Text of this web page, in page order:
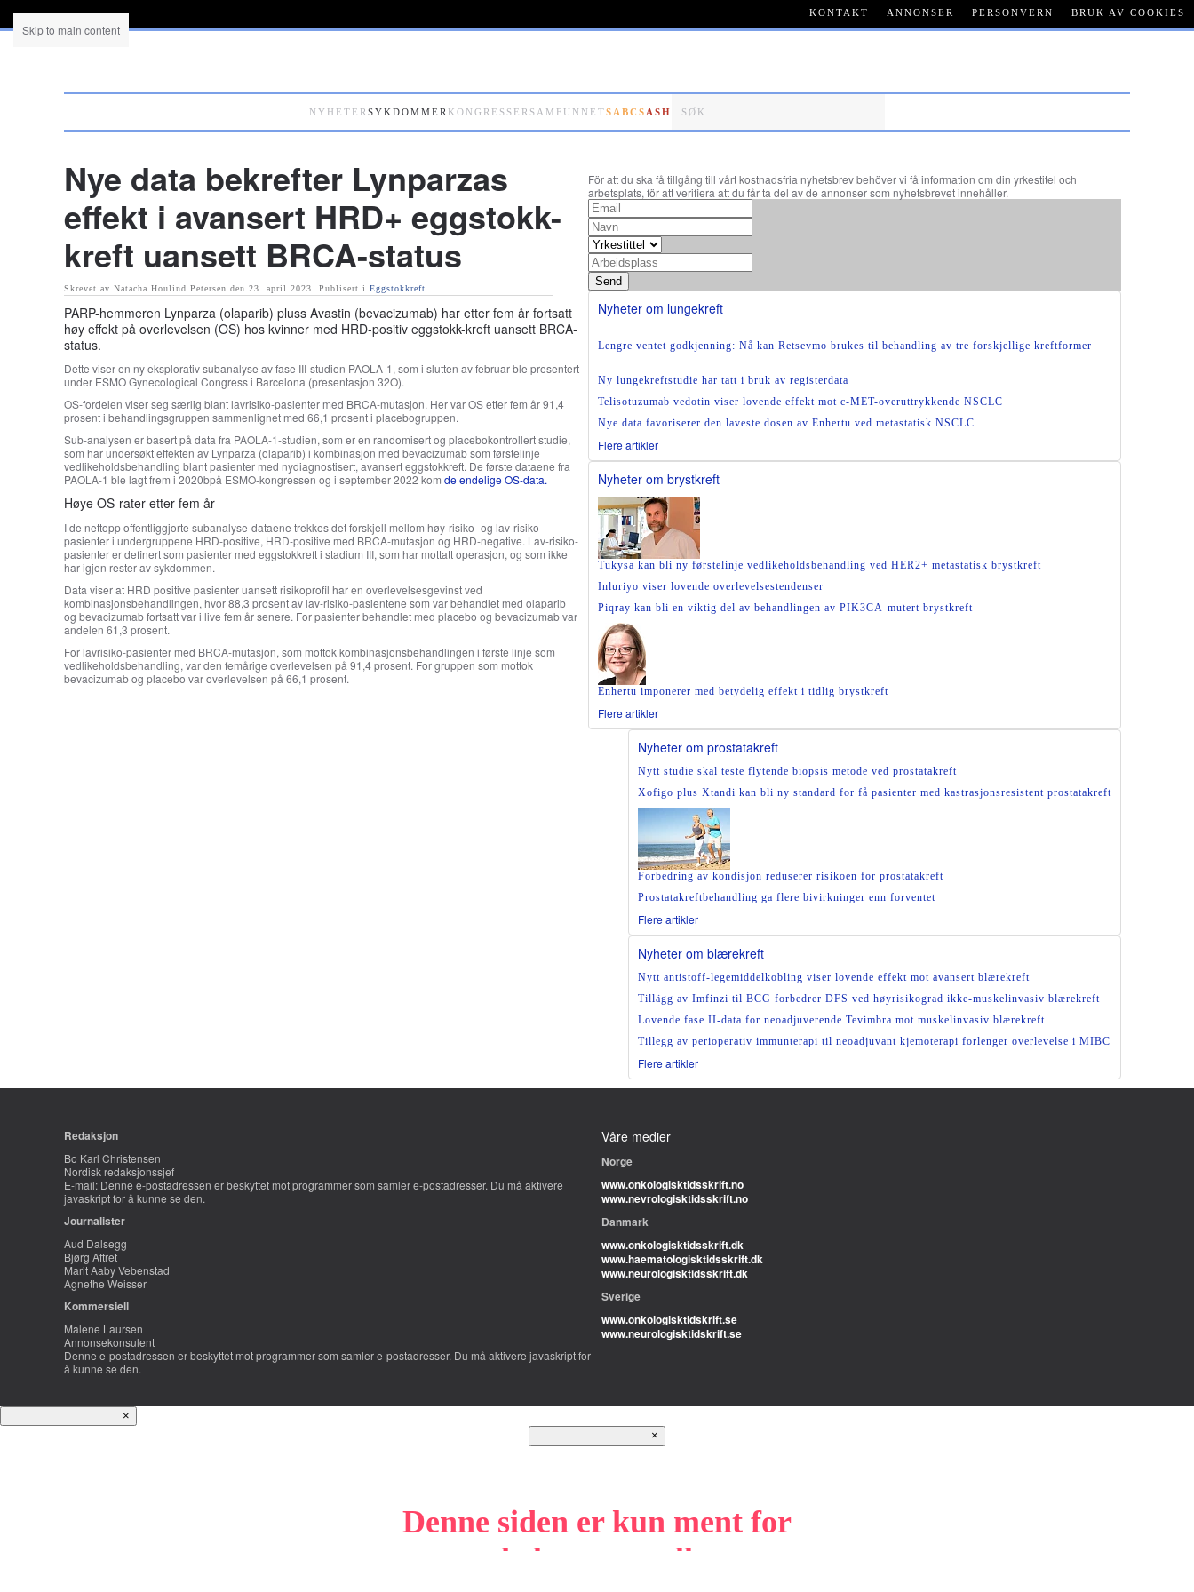
Skip to main content
NYHETER SYKDOMMER KONGRESSER SAMFUNNETSABCS ASH
KONTAKT ANNONSER PERSONVERN BRUK AV COOKIES
Nye data bekrefter Lynparzas
effekt i avansert HRD+ eggstokk-
kreft uansett BRCA-status
Skrevet av Natacha Houlind Petersen den 23. april 2023 . Publisert i Eggstokkreft
PARP-hemmeren Lynparza (olaparib) pluss Avastin (bevacizumab) har etter fem år fortsatt
høy effekt på overlevelsen (OS) hos kvinner med HRD-positiv eggstokk-kreft uansett BRCA-
status.
Dette viser en ny eksplorativ subanalyse av fase III-studien PAOLA-1, som i slutten av februar ble presentert
under ESMO Gynecological Congress i Barcelona (presentasjon 32O).
OS-fordelen viser seg særlig blant lavrisiko-pasienter med BRCA-mutasjon. Her var OS etter fem år 91,4
prosent i behandlingsgruppen sammenlignet med 66,1 prosent i placebogruppen.
Sub-analysen er basert på data fra PAOLA-1-studien, som er en randomisert og placebokontrollert studie,
som har undersøkt effekten av Lynparza (olaparib) i kombinasjon med bevacizumab som førstelinje
vedlikeholdsbehandling blant pasienter med nydiagnostisert, avansert eggstokkreft. De første dataene fra
PAOLA-1 ble lagt frem i 2020bpå ESMO-kongressen og i september 2022 kom de endelige OS-data.
Høye OS-rater etter fem år
I de nettopp offentliggjorte subanalyse-dataene trekkes det forskjell mellom høy-risiko- og lav-risiko-
pasienter i undergruppene HRD-positive, HRD-positive med BRCA-mutasjon og HRD-negative. Lav-risiko-
pasienter er definert som pasienter med eggstokkreft i stadium III, som har mottatt operasjon, og som ikke
har igjen rester av sykdommen.
Data viser at HRD positive pasienter uansett risikoprofil har en overlevelsesgevinst ved
kombinasjonsbehandlingen, hvor 88,3 prosent av lav-risiko-pasientene som var behandlet med olaparib
og bevacizumab fortsatt var i live fem år senere. For pasienter behandlet med placebo og bevacizumab var
andelen 61,3 prosent.
For lavrisiko-pasienter med BRCA-mutasjon, som mottok kombinasjonsbehandlingen i første linje som
vedlikeholdsbehandling, var den femårige overlevelsen på 91,4 prosent. For gruppen som mottok
bevacizumab og placebo var overlevelsen på 66,1 prosent.
För att du ska få tillgång till vårt kostnadsfria nyhetsbrev behöver vi få information om din yrkestitel och
arbetsplats, för att verifiera att du får ta del av de annonser som nyhetsbrevet innehåller.
Send
Nyheter om lungekreft
Lengre ventet godkjenning: Nå kan Retsevmo brukes til behandling av tre forskjellige kreftformer
Ny lungekreftstudie har tatt i bruk av registerdata
Telisotuzumab vedotin viser lovende effekt mot c-MET-overuttrykkende NSCLC
Nye data favoriserer den laveste dosen av Enhertu ved metastatisk NSCLC
Flere artikler
Nyheter om brystkreft
Tukysa kan bli ny førstelinje vedlikeholdsbehandling ved HER2+ metastatisk brystkreft
Inluriyo viser lovende overlevelsestendenser
Piqray kan bli en viktig del av behandlingen av PIK3CA-mutert brystkreft
Enhertu imponerer med betydelig effekt i tidlig brystkreft
Flere artikler
Nyheter om prostatakreft
Nytt studie skal teste flytende biopsis metode ved prostatakreft
Xofigo plus Xtandi kan bli ny standard for få pasienter med kastrasjonsresistent prostatakreft
Forbedring av kondisjon reduserer risikoen for prostatakreft
Prostatakreftbehandling ga flere bivirkninger enn forventet
Flere artikler
Nyheter om blærekreft
Nytt antistoff-legemiddelkobling viser lovende effekt mot avansert blærekreft
Tillägg av Imfinzi til BCG forbedrer DFS ved høyrisikograd ikke-muskelinvasiv blærekreft
Lovende fase II-data for neoadjuverende Tevimbra mot muskelinvasiv blærekreft
Tillegg av perioperativ immunterapi til neoadjuvant kjemoterapi forlenger overlevelse i MIBC
Flere artikler
Redaksjon
Bo Karl Christensen
Nordisk redaksjonssjef
E-mail: Denne e-postadressen er beskyttet mot programmer som samler e-postadresser. Du må aktivere
javaskript for å kunne se den.
Journalister
Aud Dalsegg
Bjørg Aftret
Marit Aaby Vebenstad
Agnethe Weisser
Kommersiell
Malene Laursen
Annonsekonsulent
Denne e-postadressen er beskyttet mot programmer som samler e-postadresser. Du må aktivere javaskript for
å kunne se den.
Våre medier
Norge
www.onkologisktidsskrift.no
www.nevrologisktidsskrift.no
Danmark
www.onkologisktidsskrift.dk
www.haematologisktidsskrift.dk
www.neurologisktidsskrift.dk
Sverige
www.onkologisktidskrift.se
www.neurologisktidskrift.se
×
×
Denne siden er kun ment for
helsepersonell